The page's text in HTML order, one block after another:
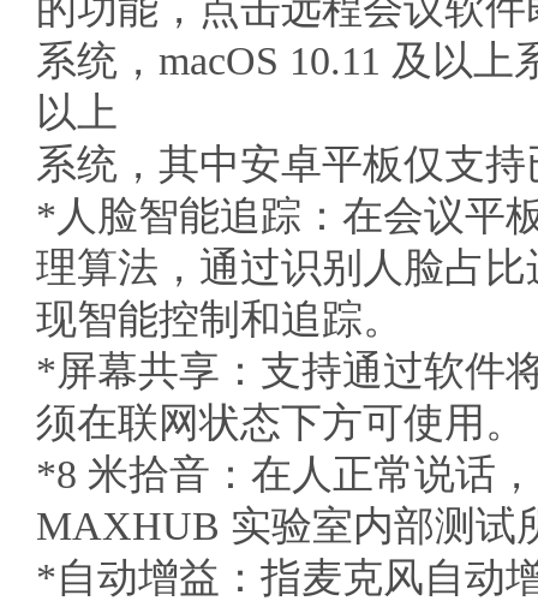
的功能，点击远程会议软
系统，macOS 10.11 及以
以上
系统，其中安卓平板仅支
*人脸智能追踪：在会议平
理算法，通过识别人脸占
现智能控制和追踪。
*屏幕共享：支持通过软件
须在联网状态下方可使用。
*8 米拾音：在人正常说话
MAXHUB 实验室内部测试
*自动增益：指麦克风自动